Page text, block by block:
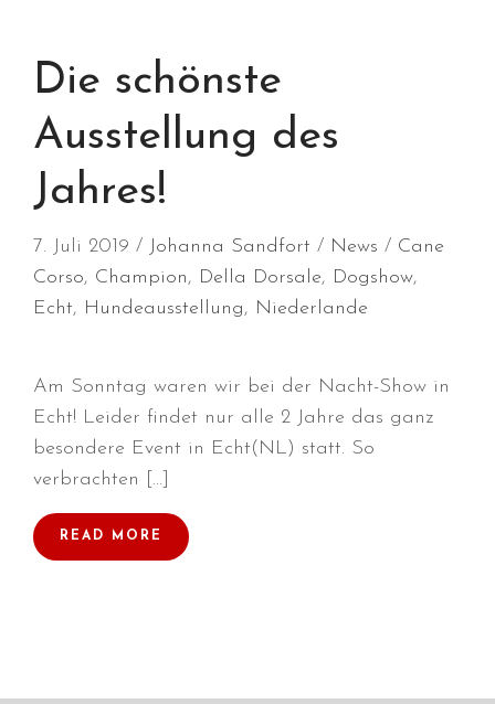
Mai 2026
April 2026
Die schönste
Ausstellung des
Jahres!
7. Juli 2019 Johanna Sandfort News
Cane
Corso, Champion, Della Dorsale, Dogshow,
Echt, Hundeausstellung, Niederlande
Am Sonntag waren wir bei der Nacht-Show in
Echt! Leider findet nur alle 2 Jahre das ganz
besondere Event in Echt(NL) statt. So
verbrachten […]
READ MORE